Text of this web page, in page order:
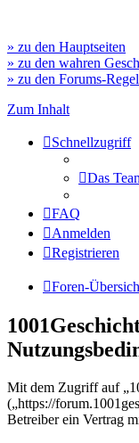
» zu den Hauptseiten
» zu den wahren
» zu den Forums-
Zum Inhalt
Schnellzugriff
Das
FAQ
Anmelden
Registrieren
Foren-
Mit dem Zugriff auf
(„https://
Betreiber ein Vertrag